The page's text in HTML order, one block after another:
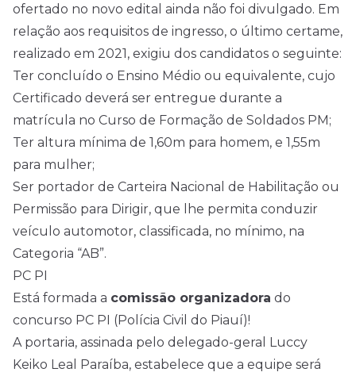
ofertado no novo edital ainda não foi divulgado. Em
relação aos requisitos de ingresso, o último certame,
realizado em 2021, exigiu dos candidatos o seguinte:
Ter concluído o Ensino Médio ou equivalente, cujo
Certificado deverá ser entregue durante a
matrícula no Curso de Formação de Soldados PM;
Ter altura mínima de 1,60m para homem, e 1,55m
para mulher;
Ser portador de Carteira Nacional de Habilitação ou
Permissão para Dirigir, que lhe permita conduzir
veículo automotor, classificada, no mínimo, na
Categoria “AB”.
PC PI
Está formada a comissão organizadora do
concurso PC PI (Polícia Civil do Piauí)!
A portaria, assinada pelo delegado-geral Luccy
Keiko Leal Paraíba, estabelece que a equipe será